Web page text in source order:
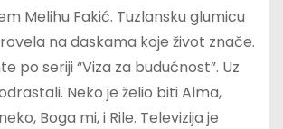
Melihu Fakić. Tuzlansku glumicu
na daskama koje život znače.
po seriji “Viza za budućnost”. Uz
Neko je želio biti Alma,
Boga mi, i Rile. Televizija je